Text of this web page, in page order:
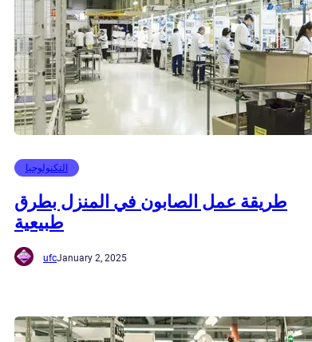
التكنولوجيا
طريقة عمل الصابون في المنزل بطرق
طبيعية
ufcJanuary 2, 2025